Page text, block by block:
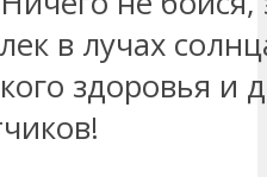
в лучах
здоровья и